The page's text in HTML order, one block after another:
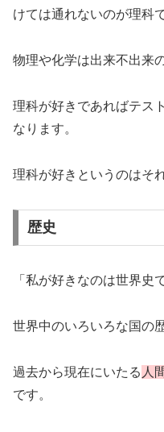
けては通れないのが理科
物理や化学は出来不出来
理科が好きであればテス
なります。
理科が好きというのはそ
歴史
「私が好きなのは世界史
世界中のいろいろな国の
過去から現在にいたる 人
です。